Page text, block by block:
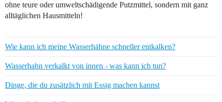
ohne teure oder umweltschädigende Putzmittel, sondern mit ganz
alltäglichen Hausmitteln!
Wie kann ich meine Wasserhähne schneller entkalken?
Wasserhahn verkalkt von innen - was kann ich tun?
Dinge, die du zusätzlich mit Essig machen kannst